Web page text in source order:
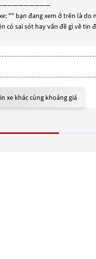
"" bạn đang xem ở trên là do
có sai sót hay vấn đề gì về
xe khác cùng khoảng giá